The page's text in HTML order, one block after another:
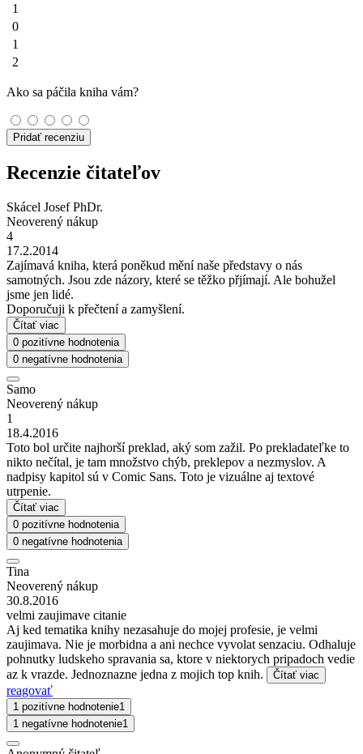
1
0
1
2
Ako sa páčila kniha vám?
Pridať recenziu
Recenzie čitateľov
Skácel Josef PhDr.
Neoverený nákup
4
17.2.2014
Zajímavá kniha, která poněkud mění naše představy o nás
samotných. Jsou zde názory, které se těžko přjímají. Ale bohužel
jsme jen lidé.
Doporučuji k přečtení a zamyšlení.
Čítať viac
0 pozitívne hodnotenia
0 negatívne hodnotenia
Samo
Neoverený nákup
1
18.4.2016
Toto bol určite najhorší preklad, aký som zažil. Po prekladateľke to
nikto nečítal, je tam množstvo chýb, preklepov a nezmyslov. A
nadpisy kapitol sú v Comic Sans. Toto je vizuálne aj textové
utrpenie.
Čítať viac
0 pozitívne hodnotenia
0 negatívne hodnotenia
Tina
Neoverený nákup
30.8.2016
velmi zaujimave citanie
Aj ked tematika knihy nezasahuje do mojej profesie, je velmi
zaujimava. Nie je morbidna a ani nechce vyvolat senzaciu. Odhaluje
pohnutky ludskeho spravania sa, ktore v niektorych pripadoch vedie
az k vrazde. Jednoznazne jedna z mojich top knih.
Čítať viac
reagovať
1 pozitívne hodnotenie1
1 negatívne hodnotenie1